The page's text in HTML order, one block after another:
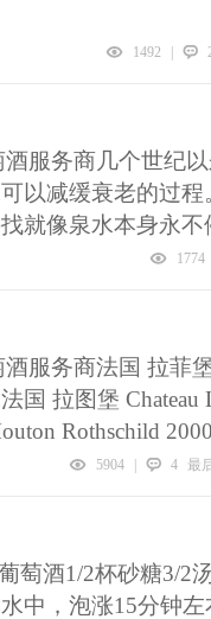
1492
服务商几个世纪
以减缓衰老的过程
就像泉水本身永
1774
服务商法国 拉菲
国 拉图堡 Chateau
Rothschild
最
4
5904
萄酒1/2杯砂糖3/2
中，泡涨15分钟